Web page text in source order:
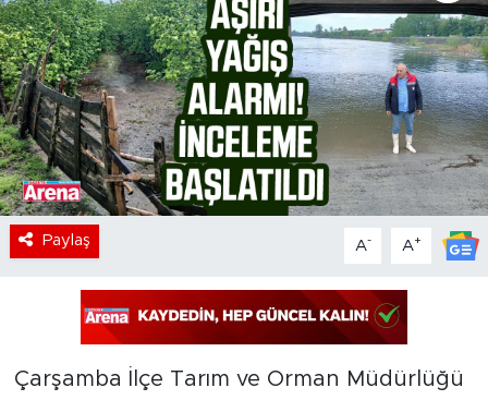
Paylaş A- A+
Çarşamba İlçe Tarım ve Orman Müdürlüğü